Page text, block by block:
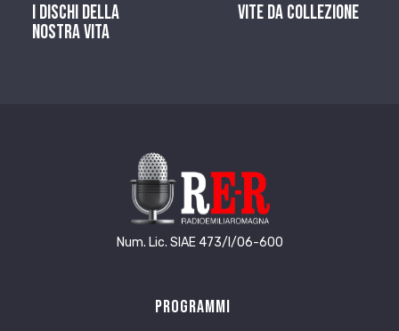
I dischi della
nostra vita
Vite da Collezione
Num. Lic. SIAE 473/I/06-600
Programmi